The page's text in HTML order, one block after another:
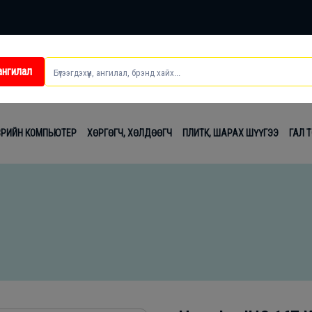
КОМПЬЮТЕР ХӨРГӨГЧ, ХӨЛДӨӨГЧ ПЛИТК, ШАРАХ ШҮҮГЭЭ ГАЛ